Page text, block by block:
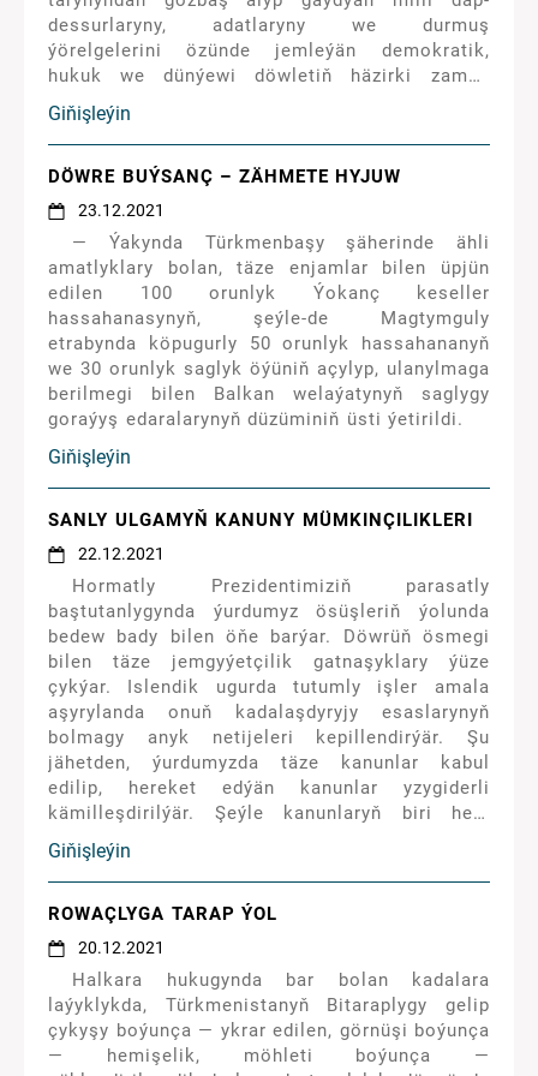
dessurlaryny, adatlaryny we durmuş
ýörelgelerini özünde jemleýän demokratik,
hukuk we dünýewi döwletiň häzirki zaman
nusgasynyň öz beýanyny tapandygynyň şaýady
bolýarys.
Giňişleýin
DÖWRE BUÝSANÇ – ZÄHMETE HYJUW
23.12.2021
— Ýakynda Türkmenbaşy şäherinde ähli
amatlyklary bolan, täze enjamlar bilen üpjün
edilen 100 orunlyk Ýokanç keseller
hassahanasynyň, şeýle-de Magtymguly
etrabynda köpugurly 50 orunlyk hassahananyň
we 30 orunlyk saglyk öýüniň açylyp, ulanylmaga
berilmegi bilen Balkan welaýatynyň saglygy
goraýyş edaralarynyň düzüminiň üsti ýetirildi.
Giňişleýin
SANLY ULGAMYŇ KANUNY MÜMKINÇILIKLERI
22.12.2021
Hormatly Prezidentimiziň parasatly
baştutanlygynda ýurdumyz ösüşleriň ýolunda
bedew bady bilen öňe barýar. Döwrüň ösmegi
bilen täze jemgyýetçilik gatnaşyklary ýüze
çykýar. Islendik ugurda tutumly işler amala
aşyrylanda onuň kadalaşdyryjy esaslarynyň
bolmagy anyk netijeleri kepillendirýär. Şu
jähetden, ýurdumyzda täze kanunlar kabul
edilip, hereket edýän kanunlar yzygiderli
kämilleşdirilýär. Şeýle kanunlaryň biri hem
2021-nji ýylyň 13-nji noýabrynda kabul edilen
«Poçta aragatnaşygy hakynda» Türkmenistanyň
Kanunydyr. Kanun poçta aragatnaşygy
çygryndaky işiň hukuk esasyny belleýär, şeýle
hem poçta aragatnaşygynyň operatorlarynyň
hem-de poçta aragatnaşygynyň hyzmatlaryndan
peýdalanyjylaryň hukuklaryny we borçlaryny
kesgitleýär.
Giňişleýin
ROWAÇLYGA TARAP ÝOL
20.12.2021
Halkara hukugynda bar bolan kadalara
laýyklykda, Türkmenistanyň Bitaraplygy gelip
çykyşy boýunça — ykrar edilen, görnüşi boýunça
— hemişelik, möhleti boýunça —